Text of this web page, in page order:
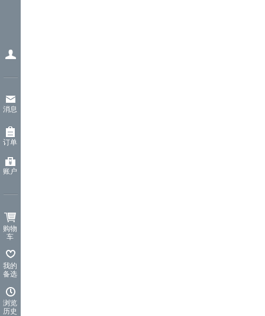
消息
订单
账户
购物
车
我的
备选
浏览
历史